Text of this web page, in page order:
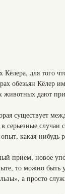
для того
обезьян Кёлер
животных дают
существует
серьезные
какая-нибудь
прием, новое
то можно быть
а просто